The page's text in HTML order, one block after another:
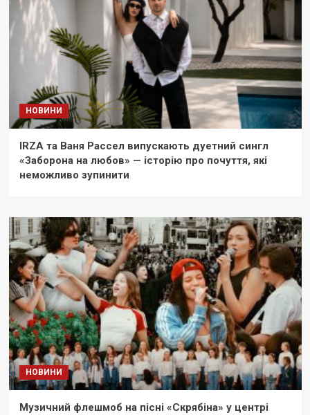
НОВИНИ
IRZA та Ваня Рассел випускають дуетний сингл
«Заборона на любов» — історію про почуття, які
неможливо зупинити
НОВИНИ
Музичний флешмоб на пісні «Скрябіна» у центрі